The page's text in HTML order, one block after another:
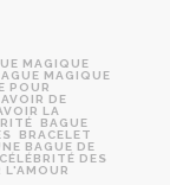
MAGIQUE
MAGIQUE
POUR
DE
LA
BAGUE
BRACELET
BAGUE DE
DES
L'AMOUR